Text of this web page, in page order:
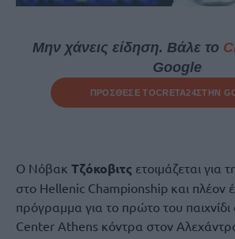
Μην χάνεις είδηση. Βάλε το
Google
ΠΡΟΣΘΕΣΕ ΤΟCRETA24ΣΤΗΝ
Ο Νόβακ Τζόκοβιτς ετοιμάζεται για
στο Hellenic Championship και πλέον
πρόγραμμα για το πρώτο του
Center Athens κόντρα στον